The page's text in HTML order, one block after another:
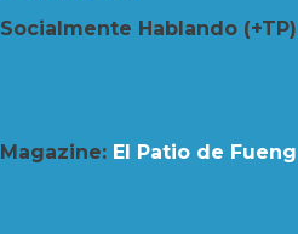
Socialmente Hablando (+TP)
Magazine: El Patio de